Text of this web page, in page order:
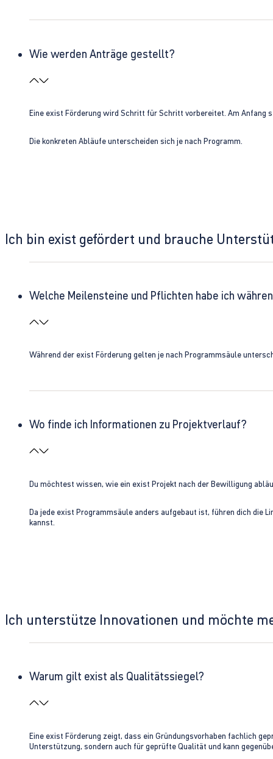
Wie werden Anträge gestellt?
Eine exist Förderung wird Schritt für Schritt vorbereitet. Am Anfang
Die konkreten Abläufe unterscheiden sich je nach Programm.
Ich bin exist gefördert und brauche
Welche Meilensteine und Pflichten habe ich
Während der exist Förderung gelten je nach Programmsäule
Wo finde ich Informationen zu Projektverlauf?
Du möchtest wissen, wie ein exist Projekt nach der Bewilligung
Da jede exist Programmsäule anders aufgebaut ist, führen dich die
kannst.
Ich unterstütze Innovationen und möchte
Warum gilt exist als Qualitätssiegel?
Eine exist Förderung zeigt, dass ein Gründungsvorhaben fachlich
Unterstützung, sondern auch für geprüfte Qualität und kann